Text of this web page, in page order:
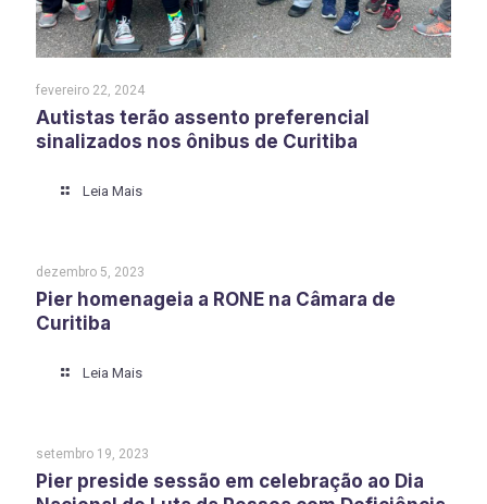
fevereiro 22, 2024
Autistas terão assento preferencial
sinalizados nos ônibus de Curitiba
Leia Mais
dezembro 5, 2023
Pier homenageia a RONE na Câmara de
Curitiba
Leia Mais
setembro 19, 2023
Pier preside sessão em celebração ao Dia